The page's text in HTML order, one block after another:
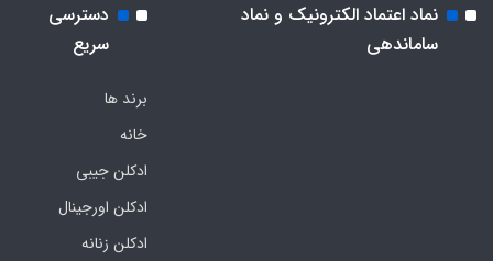
نماد اعتماد الکترونیک و نماد
ساماندهی
دسترسی
سریع
برند ها
خانه
ادکلن جیبی
ادکلن اورجینال
ادکلن زنانه